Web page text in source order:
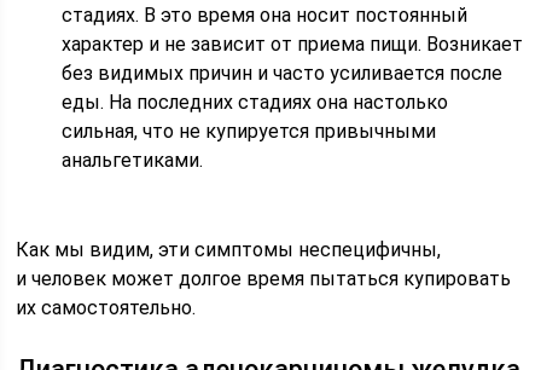
стадиях. В это время она носит постоянный
характер и не зависит от приема пищи. Возникает
без видимых причин и часто усиливается после
еды. На последних стадиях она настолько
сильная, что не купируется привычными
анальгетиками.
Как мы видим, эти симптомы неспецифичны,
и человек может долгое время пытаться купировать
их самостоятельно.